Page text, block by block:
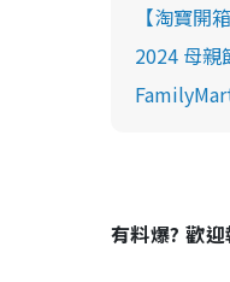
【淘寶開
2024 母親
有料爆? 歡